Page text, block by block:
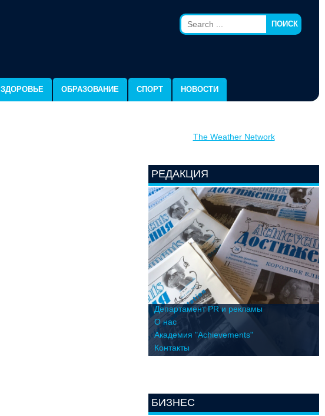
ПОИСК
ЗДОРОВЬЕ ОБРАЗОВАНИЕ СПОРТ НОВОСТИ
The Weather Network
РЕДАКЦИЯ
Департамент PR и рекламы
О нас
Академия "Achievements"
Контакты
БИЗНЕС